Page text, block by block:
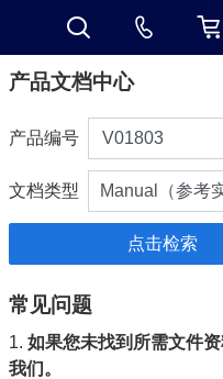
产品文档中心
产品编号
文档类型
常见问题
1.如果您未找到所需文件
我们。